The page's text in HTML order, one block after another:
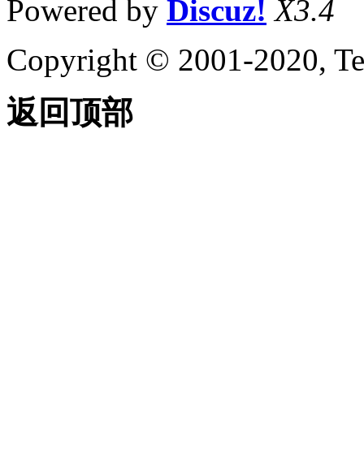
Powered by Discuz! X3.4
Copyright © 2001-2020,
返回顶部